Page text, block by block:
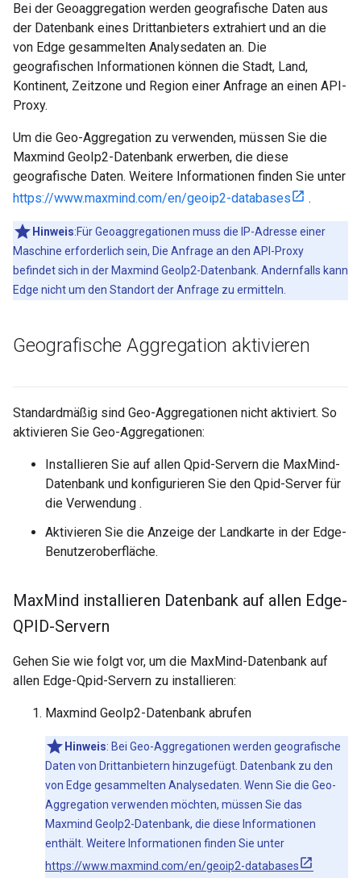
Bei der Geoaggregation werden geografische Daten aus
der Datenbank eines Drittanbieters extrahiert und an die
von Edge gesammelten Analysedaten an. Die
geografischen Informationen können die Stadt, Land,
Kontinent, Zeitzone und Region einer Anfrage an einen API-
Proxy.
Um die Geo-Aggregation zu verwenden, müssen Sie die
Maxmind GeoIp2-Datenbank erwerben, die diese
geografische Daten. Weitere Informationen finden Sie unter
https://www.maxmind.com/en/geoip2-databases
.
Hinweis:Für Geoaggregationen muss die IP-Adresse einer
Maschine erforderlich sein, Die Anfrage an den API-Proxy
befindet sich in der Maxmind GeoIp2-Datenbank. Andernfalls kann
Edge nicht um den Standort der Anfrage zu ermitteln.
Geografische Aggregation aktivieren
Standardmäßig sind Geo-Aggregationen nicht aktiviert. So
aktivieren Sie Geo-Aggregationen:
Installieren Sie auf allen Qpid-Servern die MaxMind-
Datenbank und konfigurieren Sie den Qpid-Server für
die Verwendung .
Aktivieren Sie die Anzeige der Landkarte in der Edge-
Benutzeroberfläche.
MaxMind installieren Datenbank auf allen Edge-
QPID-Servern
Gehen Sie wie folgt vor, um die MaxMind-Datenbank auf
allen Edge-Qpid-Servern zu installieren:
Maxmind GeoIp2-Datenbank abrufen
Hinweis: Bei Geo-Aggregationen werden geografische
Daten von Drittanbietern hinzugefügt. Datenbank zu den
von Edge gesammelten Analysedaten. Wenn Sie die Geo-
Aggregation verwenden möchten, müssen Sie das
Maxmind GeoIp2-Datenbank, die diese Informationen
enthält. Weitere Informationen finden Sie unter
https://www.maxmind.com/en/geoip2-databases